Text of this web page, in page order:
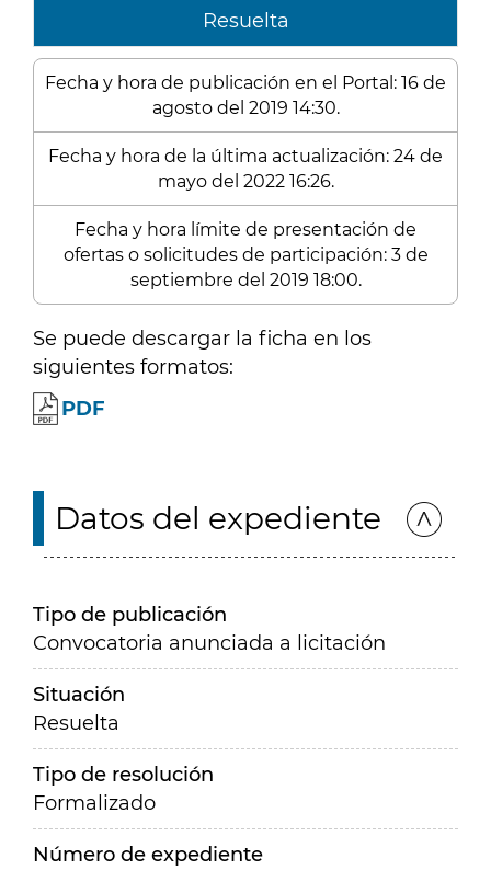
Resuelta
Fecha y hora de publicación en el Portal: 16 de
agosto del 2019 14:30.
Fecha y hora de la última actualización: 24 de
mayo del 2022 16:26.
Fecha y hora límite de presentación de
ofertas o solicitudes de participación: 3 de
septiembre del 2019 18:00.
Se puede descargar la ficha en los
siguientes formatos:
PDF
Datos del expediente
Tipo de publicación
Convocatoria anunciada a licitación
Situación
Resuelta
Tipo de resolución
Formalizado
Número de expediente